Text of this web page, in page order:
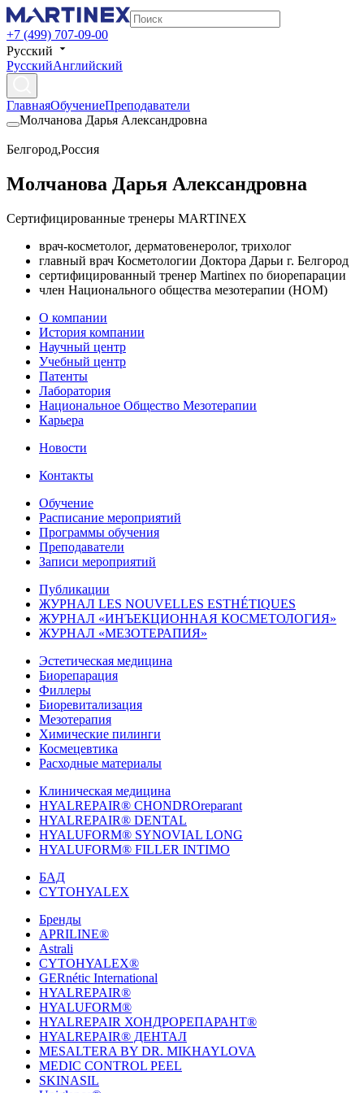
+7 (499) 707-09-00
Русский
РусскийАнглийский
ГлавнаяОбучениеПреподаватели
Молчанова Дарья Александровна
Белгород,Россия
Молчанова Дарья Александровна
Сертифицированные тренеры MARTINEX
врач-косметолог, дерматовенеролог, трихолог
главный врач Косметологии Доктора Дарьи г. Белгород
сертифицированный тренер Martinex по биорепарации
член Национального общества мезотерапии (НОМ)
О компании
История компании
Научный центр
Учебный центр
Патенты
Лаборатория
Национальное Общество Мезотерапии
Карьера
Новости
Контакты
Обучение
Расписание мероприятий
Программы обучения
Преподаватели
Записи мероприятий
Публикации
ЖУРНАЛ LES NOUVELLES ESTHÉTIQUES
ЖУРНАЛ «ИНЪЕКЦИОННАЯ КОСМЕТОЛОГИЯ»
ЖУРНАЛ «МЕЗОТЕРАПИЯ»
Эстетическая медицина
Биорепарация
Филлеры
Биоревитализация
Мезотерапия
Химические пилинги
Космецевтика
Расходные материалы
Клиническая медицина
HYALREPAIR® CHONDROreparant
HYALREPAIR® DENTAL
HYALUFORM® SYNOVIAL LONG
HYALUFORM® FILLER INTIMO
БАД
CYTOHYALEX
Бренды
APRILINE®
Astrali
CYTOHYALEX®
GERnétic International
HYALREPAIR®
HYALUFORM®
HYALREPAIR ХОНДРОРЕПАРАНТ®
HYALREPAIR® ДЕНТАЛ
MESALTERA BY DR. MIKHAYLOVA
MEDIC CONTROL PEEL
SKINASIL